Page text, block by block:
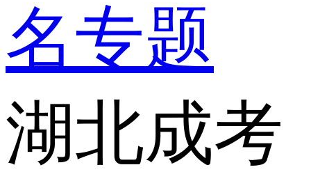
名专题
湖北成考